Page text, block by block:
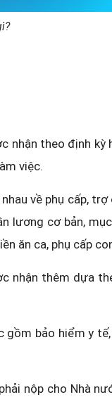
nhận theo định kỳ
việc.
về phụ cấp,
lương cơ bản,
ăn ca, phụ cấp
nhận thêm dựa
bảo hiểm y
nộp cho Nhà